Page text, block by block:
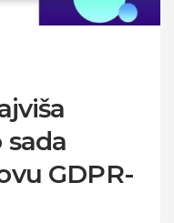
sada
GDPR-